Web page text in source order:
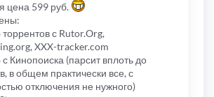
цена 599 руб.
с Rutor.Org,
XXX-tracker.com
Кинопоиска (парсит вплоть до
в общем практически все, с
отключения не нужного)